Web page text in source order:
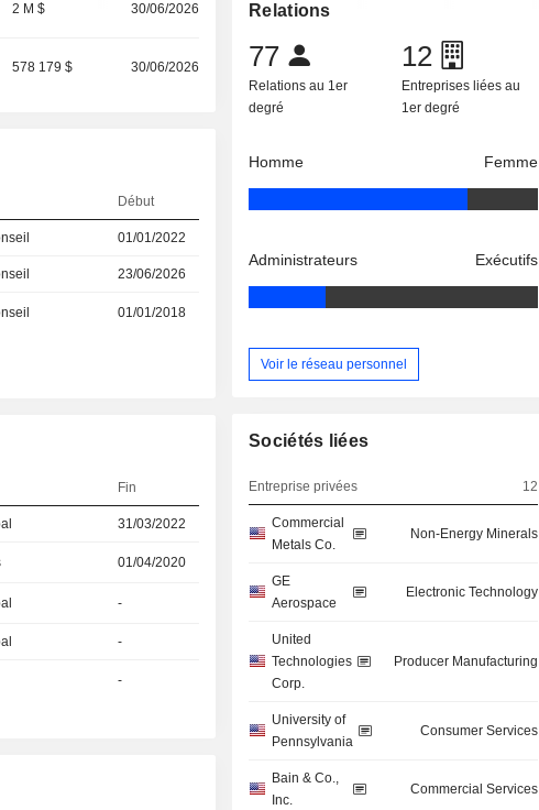
2 M $ 30/06/2026
578 179 $ 30/06/2026
Début
01/01/2022
23/06/2026
01/01/2018
Fin
31/03/2022
01/04/2020
-
-
-
Relations
77
Relations au 1er
degré
12
Entreprises liées au
1er degré
Homme Femme
Administrateurs Exécutifs
Voir le réseau personnel
Sociétés liées
Entreprise privées 12
Commercial
Metals Co.
Non-Energy Minerals
GE
Aerospace
Electronic Technology
United
Technologies
Corp.
Producer Manufacturing
University of
Pennsylvania
Consumer Services
Bain & Co.,
Inc.
Commercial Services